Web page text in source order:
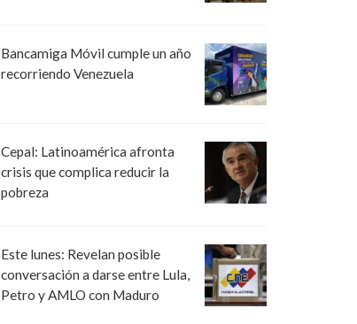
Bancamiga Móvil cumple un año
recorriendo Venezuela
Cepal: Latinoamérica afronta
crisis que complica reducir la
pobreza
Este lunes: Revelan posible
conversación a darse entre Lula,
Petro y AMLO con Maduro